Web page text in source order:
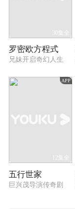
30集全
罗密欧方程式
兄妹开启奇幻人生
APP
12集全
五行世家
巨兴茂导演传奇剧